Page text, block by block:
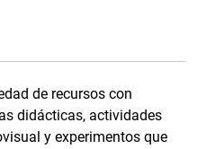
de recursos con
didácticas, actividades
y experimentos que